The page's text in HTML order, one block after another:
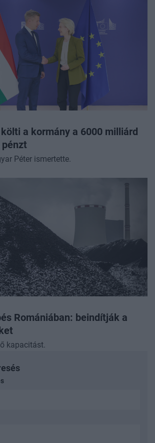
a kormány a 6000 milliárd
Péter ismertette.
Romániában: beindítják a
kapacitást.